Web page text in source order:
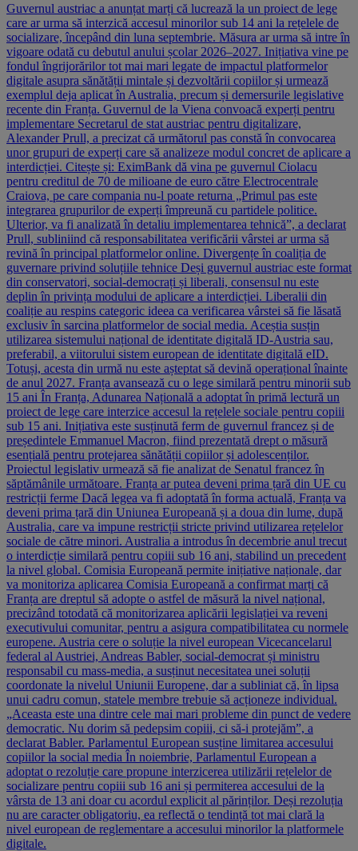
Guvernul austriac a anunțat marți că lucrează la un proiect de lege
care ar urma să interzică accesul minorilor sub 14 ani la rețelele de
socializare, începând din luna septembrie. Măsura ar urma să intre în
vigoare odată cu debutul anului școlar 2026–2027. Inițiativa vine pe
fondul îngrijorărilor tot mai mari legate de impactul platformelor
digitale asupra sănătății mintale și dezvoltării copiilor și urmează
exemplul deja aplicat în Australia, precum și demersurile legislative
recente din Franța. Guvernul de la Viena convoacă experți pentru
implementare Secretarul de stat austriac pentru digitalizare,
Alexander Prull, a precizat că următorul pas constă în convocarea
unor grupuri de experți care să analizeze modul concret de aplicare a
interdicției. Citește și: EximBank dă vina pe guvernul Ciolacu
pentru creditul de 70 de milioane de euro către Electrocentrale
Craiova, pe care compania nu-l poate returna „Primul pas este
integrarea grupurilor de experți împreună cu partidele politice.
Ulterior, va fi analizată în detaliu implementarea tehnică”, a declarat
Prull, subliniind că responsabilitatea verificării vârstei ar urma să
revină în principal platformelor online. Divergențe în coaliția de
guvernare privind soluțiile tehnice Deși guvernul austriac este format
din conservatori, social-democrați și liberali, consensul nu este
deplin în privința modului de aplicare a interdicției. Liberalii din
coaliție au respins categoric ideea ca verificarea vârstei să fie lăsată
exclusiv în sarcina platformelor de social media. Aceștia susțin
utilizarea sistemului național de identitate digitală ID-Austria sau,
preferabil, a viitorului sistem european de identitate digitală eID.
Totuși, acesta din urmă nu este așteptat să devină operațional înainte
de anul 2027. Franța avansează cu o lege similară pentru minorii sub
15 ani În Franța, Adunarea Națională a adoptat în primă lectură un
proiect de lege care interzice accesul la rețelele sociale pentru copiii
sub 15 ani. Inițiativa este susținută ferm de guvernul francez și de
președintele Emmanuel Macron, fiind prezentată drept o măsură
esențială pentru protejarea sănătății copiilor și adolescenților.
Proiectul legislativ urmează să fie analizat de Senatul francez în
săptămânile următoare. Franța ar putea deveni prima țară din UE cu
restricții ferme Dacă legea va fi adoptată în forma actuală, Franța va
deveni prima țară din Uniunea Europeană și a doua din lume, după
Australia, care va impune restricții stricte privind utilizarea rețelelor
sociale de către minori. Australia a introdus în decembrie anul trecut
o interdicție similară pentru copiii sub 16 ani, stabilind un precedent
la nivel global. Comisia Europeană permite inițiative naționale, dar
va monitoriza aplicarea Comisia Europeană a confirmat marți că
Franța are dreptul să adopte o astfel de măsură la nivel național,
precizând totodată că monitorizarea aplicării legislației va reveni
executivului comunitar, pentru a asigura compatibilitatea cu normele
europene. Austria cere o soluție la nivel european Vicecancelarul
federal al Austriei, Andreas Babler, social-democrat și ministru
responsabil cu mass-media, a susținut necesitatea unei soluții
coordonate la nivelul Uniunii Europene, dar a subliniat că, în lipsa
unui cadru comun, statele membre trebuie să acționeze individual.
„Aceasta este una dintre cele mai mari probleme din punct de vedere
democratic. Nu dorim să pedepsim copiii, ci să-i protejăm”, a
declarat Babler. Parlamentul European susține limitarea accesului
copiilor la social media În noiembrie, Parlamentul European a
adoptat o rezoluție care propune interzicerea utilizării rețelelor de
socializare pentru copiii sub 16 ani și permiterea accesului de la
vârsta de 13 ani doar cu acordul explicit al părinților. Deși rezoluția
nu are caracter obligatoriu, ea reflectă o tendință tot mai clară la
nivel european de reglementare a accesului minorilor la platformele
digitale.